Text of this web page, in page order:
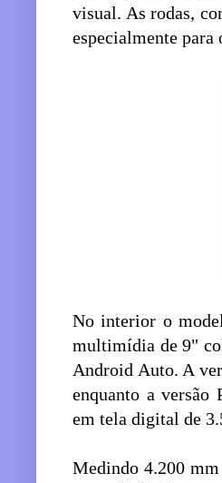
visual. As rodas,
especialmente
No interior o
multimídia de 9"
Android Auto. A
enquanto a versão
em tela digital de
Medindo 4.200